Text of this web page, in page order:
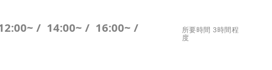
/ 14:00~ / 16:00~ /
所要時間 3時間程
度